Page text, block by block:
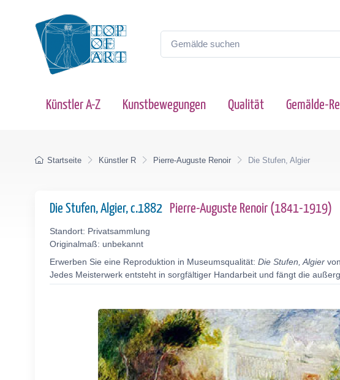
Künstler A-Z Kunstbewegungen Qualität Gemälde-
Startseite Künstler R Pierre-Auguste Renoir Die Stufen, Algier
Die Stufen, Algier, c.1882 Pierre-Auguste Renoir (1841-1919)
Standort: Privatsammlung
Originalmaß: unbekannt
Erwerben Sie eine Reproduktion in Museumsqualität: Die Stufen, Algier
Jedes Meisterwerk entsteht in sorgfältiger Handarbeit und fängt die